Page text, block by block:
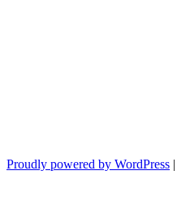
Proudly powered by WordPress |